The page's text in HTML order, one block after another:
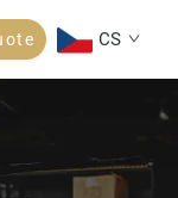
CS